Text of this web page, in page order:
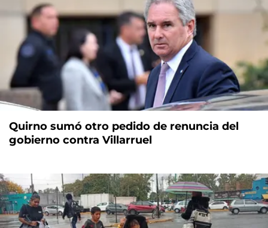
Quirno sumó otro pedido de renuncia del
gobierno contra Villarruel